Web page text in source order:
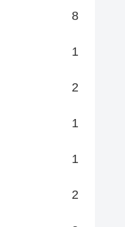
8
1
2
1
1
2